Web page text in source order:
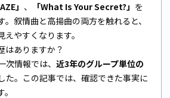
」 、 「What Is Your Secret?」 を
叙情曲と高揚曲の両方を触れると、
やすくなります。
はありますか？
情報では、 近3年のグループ単位の
た。この記事では、確認できた事実に